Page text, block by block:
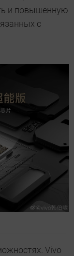
и повышенную
с
Vivo